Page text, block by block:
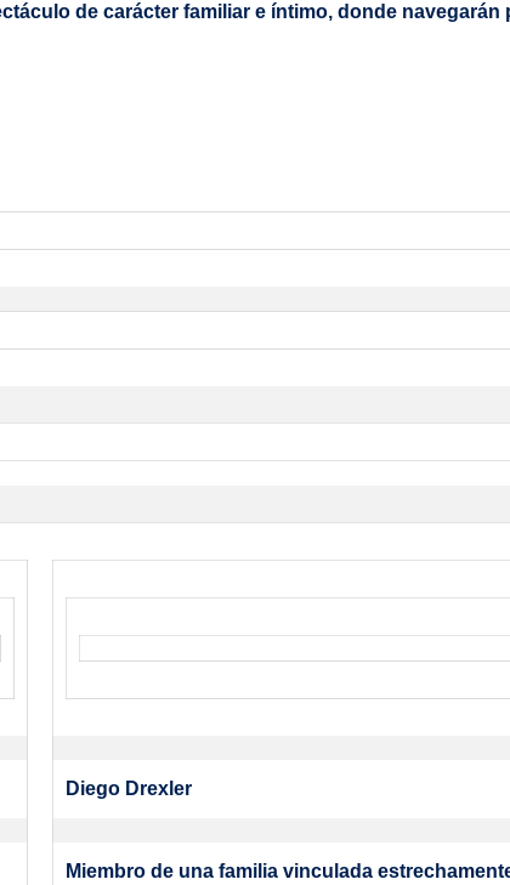
de carácter familiar e íntimo, donde navegarán
Diego Drexler
Miembro de una familia vinculada